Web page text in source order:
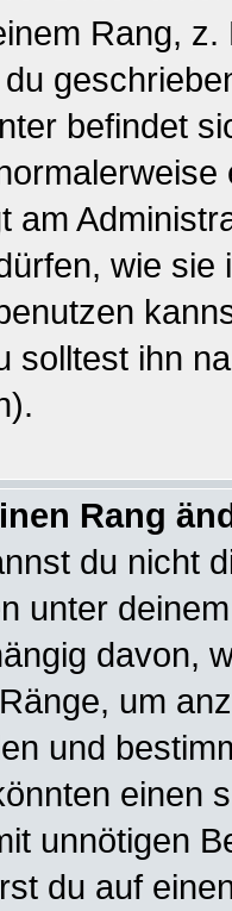
Rang,
befindet
am
wie
solltest ihn
Rang
du nicht
unter
davon,
um
und
einen
unnötigen
du auf